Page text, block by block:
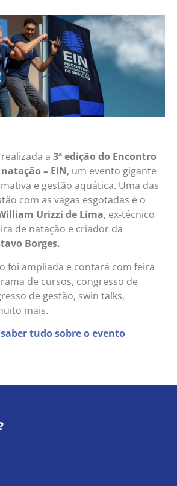
a 3ª edição do Encontro
– EIN, um evento gigante
e gestão aquática. Uma das
com as vagas esgotadas é o
Urizzi de Lima, ex-técnico
de natação e criador da
Borges.
foi ampliada e contará com feira
de cursos, congresso de
de gestão, swin talks,
mais.
tudo sobre o evento